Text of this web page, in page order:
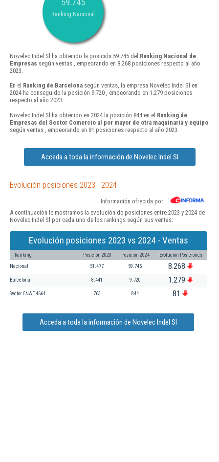
59.745
Ranking Nacional
Novelec Indel Sl ha obtenido la posición 59.745 del Ranking Nacional de
Empresas según ventas , empeorando en 8.268 posiciones respecto al año
2023.
En el Ranking de Barcelona según ventas, la empresa Novelec Indel Sl en
2024 ha conseguido la posición 9.720 , empeorando en 1.279 posiciones
respecto al año 2023.
Novelec Indel Sl ha obtenido en 2024 la posición 844 en el Ranking de
Empresas del Sector Comercio al por mayor de otra maquinaria y equipo
según ventas , empeorando en 81 posiciones respecto al año 2023.
Acceda a toda la información de Novelec Indel Sl
Evolución posiciones 2023 - 2024
Información ofrecida por
A continuación le mostramos la evolución de posiciones entre 2023 y 2024 de
Novelec Indel Sl por cada uno de los rankings según sus ventas:
Evolución posiciones 2023 vs 2024 - Ventas
Ranking Posición 2023 Posición 2024 Evolución Posiciones
Nacional 51.477 59.745 8.268
Barcelona 8.441 9.720 1.279
Sector CNAE 4664 763 844 81
Acceda a toda la información de Novelec Indel Sl